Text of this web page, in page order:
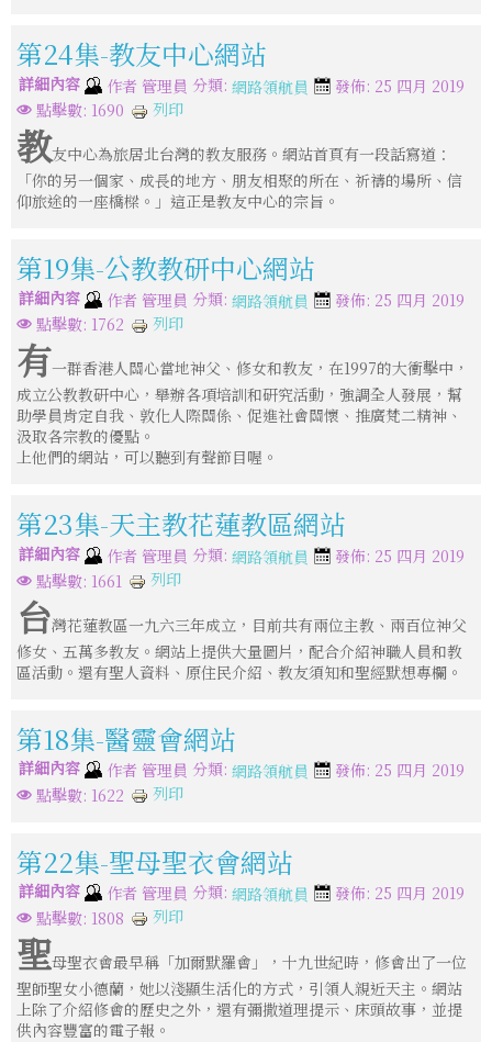
第24集-教友中心網站
詳細內容 作者 管理員 分類: 網路領航員
發佈: 25 四月 2019
點擊數: 1690
列印
教友中心為旅居北台灣的教友服務。網站首頁有一段話寫道：
「你的另一個家、成長的地方、朋友相聚的所在、祈禱的場所、信
仰旅途的一座橋樑。」這正是教友中心的宗旨。
第19集-公教教研中心網站
詳細內容 作者 管理員 分類: 網路領航員
發佈: 25 四月 2019
點擊數: 1762
列印
有一群香港人關心當地神父、修女和教友，在1997的大衝擊中，
成立公教教研中心，舉辦各項培訓和研究活動，強調全人發展，幫
助學員肯定自我、敦化人際關係、促進社會關懷、推廣梵二精神、
汲取各宗教的優點。
上他們的網站，可以聽到有聲節目喔。
第23集-天主教花蓮教區網站
詳細內容 作者 管理員 分類: 網路領航員
發佈: 25 四月 2019
點擊數: 1661
列印
台灣花蓮教區一九六三年成立，目前共有兩位主教、兩百位神父
修女、五萬多教友。網站上提供大量圖片，配合介紹神職人員和教
區活動。還有聖人資料、原住民介紹、教友須知和聖經默想專欄。
第18集-醫靈會網站
詳細內容 作者 管理員 分類: 網路領航員
發佈: 25 四月 2019
點擊數: 1622
列印
第22集-聖母聖衣會網站
詳細內容 作者 管理員 分類: 網路領航員
發佈: 25 四月 2019
點擊數: 1808
列印
聖母聖衣會最早稱「加爾默羅會」，十九世紀時，修會出了一位
聖師聖女小德蘭，她以淺顯生活化的方式，引領人親近天主。網站
上除了介紹修會的歷史之外，還有彌撒道理提示、床頭故事，並提
供內容豐富的電子報。